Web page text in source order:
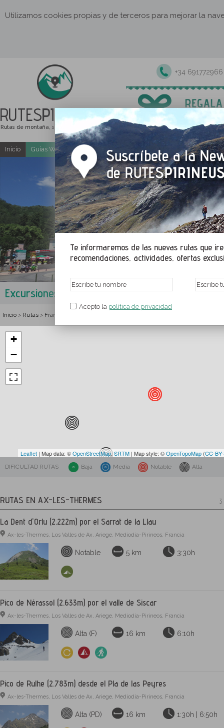
Utilizamos cookies propias y de terceros para mejorar la
RUTESPIRINEUS
Rutas de montaña, senderismo y excursiones
+34 691772966
Te informaremos de las nuevas rutas que
recomendaciones, actividades, ofertas
Acepto la política de privacidad
Inicio Guías Web y PDF gratuitas Excursiones y actividades
Excursiones en Ax-les-Thermes
Inicio > Rutas > Francia
+
−
Leaflet | Map data: ©OpenStreetMap,SRTM | Map style: ©OpenTopoMap (CC-
DIFICULTAD RUTAS Baja Media Notable Alta
RUTAS EN AX-LES-THERMES 3
La Dent d'Orlu (2.222m) por el Sarrat de la Llau
Ax-les-Thermes, Los Valles de Ax, Ariege, Mediodía-Pirineos, Francia
Notable 5 km 3:30h
Pico de Nérassol (2.633m) por el valle de Siscar
Ax-les-Thermes, Los Valles de Ax, Ariege, Mediodía-Pirineos, Francia
Alta (F) 16 km 6:10h
Pico de Rulhe (2.783m) desde el Pla de las Peyres
Ax-les-Thermes, Los Valles de Ax, Ariege, Mediodía-Pirineos, Francia
Alta (PD) 16 km 1:30h | 6:50h